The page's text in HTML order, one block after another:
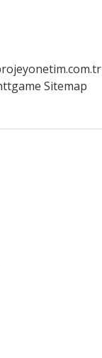
Sitemap